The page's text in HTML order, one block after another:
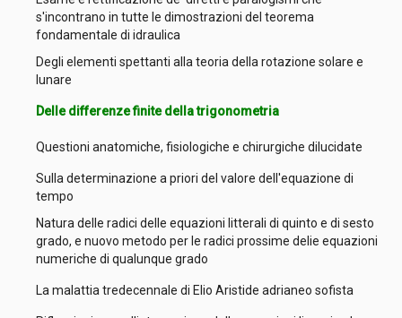
s'incontrano in tutte le dimostrazioni del teorema
fondamentale di idraulica
Degli elementi spettanti alla teoria della rotazione solare e
lunare
Delle differenze finite della trigonometria
Questioni anatomiche, fisiologiche e chirurgiche dilucidate
Sulla determinazione a priori del valore dell'equazione di
tempo
Natura delle radici delle equazioni litterali di quinto e di sesto
grado, e nuovo metodo per le radici prossime delie equazioni
numeriche di qualunque grado
La malattia tredecennale di Elio Aristide adrianeo sofista